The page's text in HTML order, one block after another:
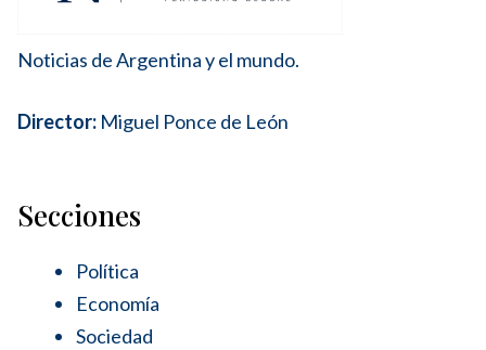
Noticias de Argentina y el mundo.
Director: Miguel Ponce de León
Secciones
Política
Economía
Sociedad